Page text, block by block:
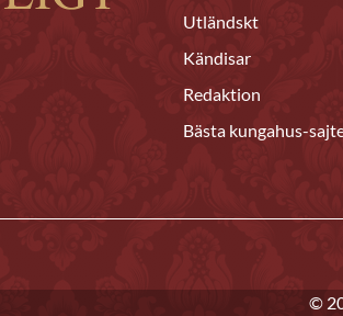
Utländskt
Kändisar
Redaktion
Bästa kungahus-
©